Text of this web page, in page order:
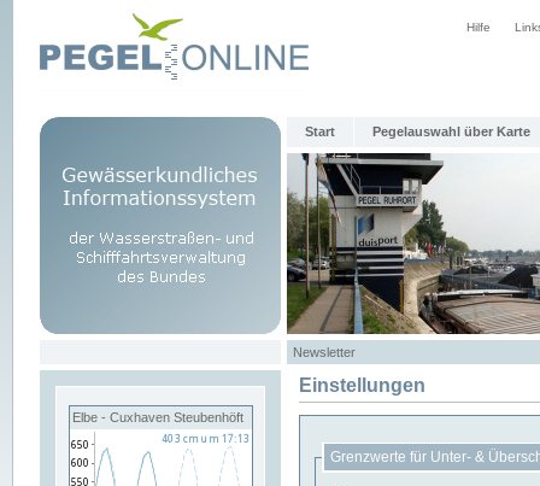
Hilfe
Start Pegelauswahl über Karte
Newsletter
Elbe - Cuxhaven Steubenhöft
Einstellungen
Grenzwerte für Unter- &